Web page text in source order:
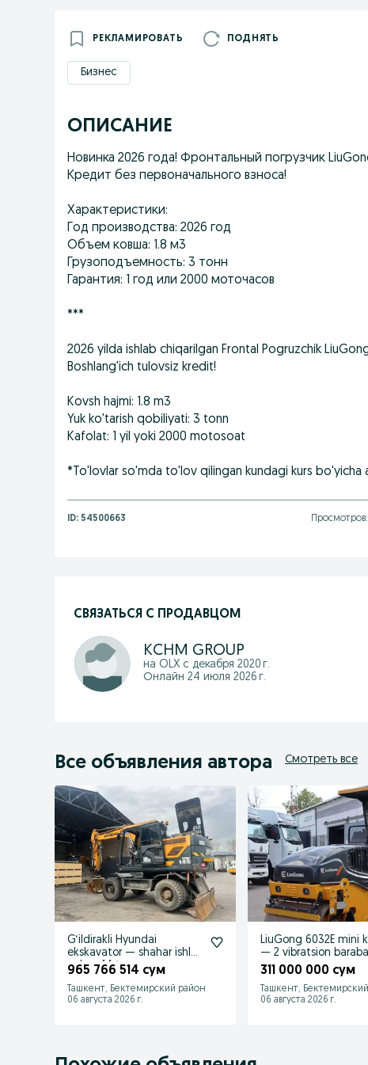
РЕКЛАМИРОВАТЬ ПОДНЯТЬ
Бизнес
ОПИСАНИЕ
Новинка 2026 года! Фронтальный погрузчик
Кредит без первоначального взноса!
Характеристики:
Год производства: 2026 год
Объем ковша: 1.8 м3
Грузоподъемность: 3 тонн
Гарантия: 1 год или 2000 моточасов
***
2026 yilda ishlab chiqarilgan Frontal Pogruzchik
Boshlang'ich tulovsiz kredit!
Kovsh hajmi: 1.8 m3
Yuk ko'tarish qobiliyati: 3 tonn
Kafolat: 1 yil yoki 2000 motosoat
*To'lovlar so'mda to'lov qilingan kundagi kurs bo'yicha
ID: 54500663
СВЯЗАТЬСЯ С ПРОДАВЦОМ
KCHM GROUP
на OLX с декабря 2020 г.
Онлайн 24 июля 2026 г.
Все объявления автора Смотреть все
G‘ildirakli Hyundai
ekskavator — shahar ishlari
uchun 14 t
965 766 514 сум
Ташкент, Бектемирский район
06 августа 2026 г.
LiuGong 6032E mini
— 2 vibratsion
311 000 000 сум
Ташкент,
06 августа 2026 г.